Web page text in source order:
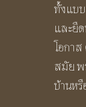
ทั้งแบ
และยื
โอกา
สมัย พ
บ้านห